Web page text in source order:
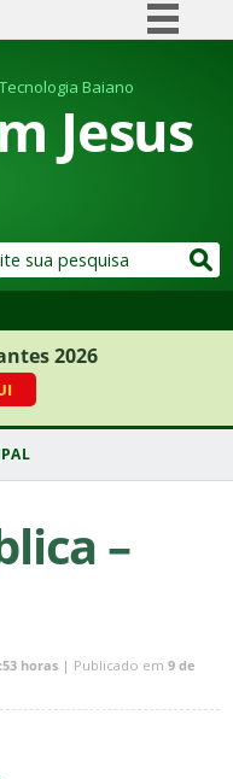
Comunica BR
Participe
Baiano
Jesus
2026
–
horas | Publicado em9 de